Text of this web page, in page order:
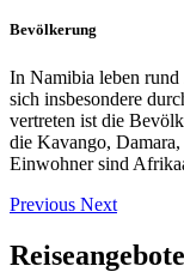
Bevölkerung
In Namibia leben
sich insbesondere
vertreten ist die
die Kavango,
Einwohner sind
Previous Next
Reiseangebote